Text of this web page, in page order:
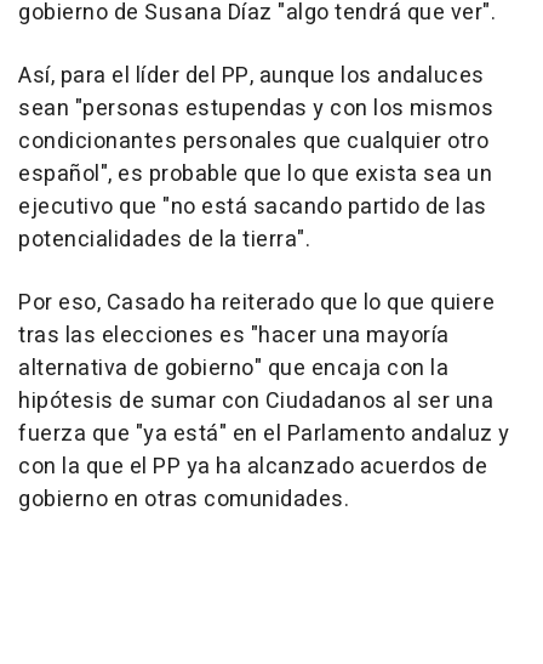
gobierno de Susana Díaz "algo tendrá que ver".
Así, para el líder del PP, aunque los andaluces
sean "personas estupendas y con los mismos
condicionantes personales que cualquier otro
español", es probable que lo que exista sea un
ejecutivo que "no está sacando partido de las
potencialidades de la tierra".
Por eso, Casado ha reiterado que lo que quiere
tras las elecciones es "hacer una mayoría
alternativa de gobierno" que encaja con la
hipótesis de sumar con Ciudadanos al ser una
fuerza que "ya está" en el Parlamento andaluz y
con la que el PP ya ha alcanzado acuerdos de
gobierno en otras comunidades.